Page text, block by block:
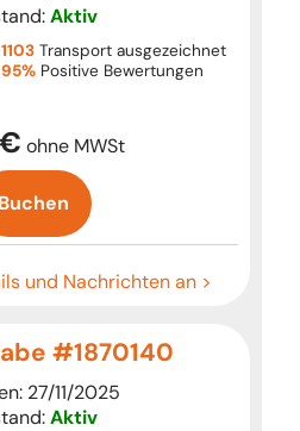
Aktiv
1103Transport ausgezeichnet
95%Positive Bewertungen
ohne MWSt
Buchen
und Nachrichten an >
#1870140
27/11/2025
Aktiv